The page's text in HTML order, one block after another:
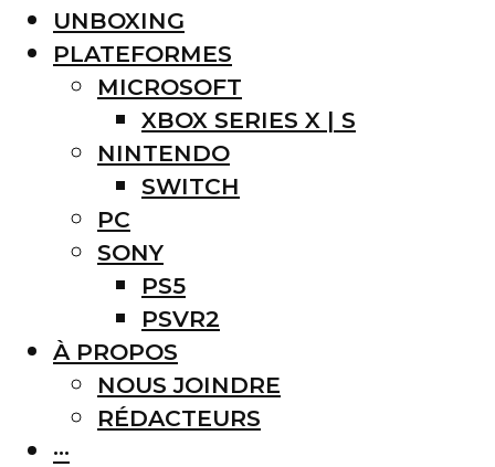
UNBOXING
PLATEFORMES
MICROSOFT
XBOX SERIES X | S
NINTENDO
SWITCH
PC
SONY
PS5
PSVR2
À PROPOS
NOUS JOINDRE
RÉDACTEURS
···